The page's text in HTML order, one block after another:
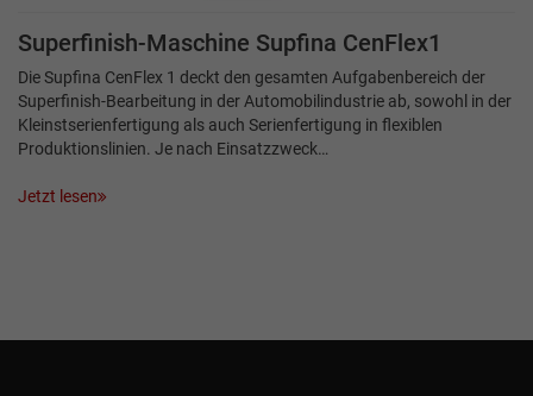
Superfinish-Maschine Supfina CenFlex1
Die Supfina CenFlex 1 deckt den gesamten Aufgabenbereich der
Superfinish-Bearbeitung in der Automobilindustrie ab, sowohl in der
Kleinstserienfertigung als auch Serienfertigung in flexiblen
Produktionslinien. Je nach Einsatzzweck…
Jetzt lesen